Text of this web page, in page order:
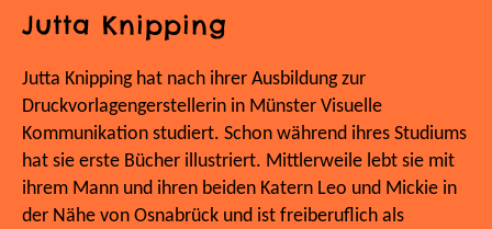
Jutta Knipping
Jutta Knipping hat nach ihrer Ausbildung zur
Druckvorlagengerstellerin in Münster Visuelle
Kommunikation studiert. Schon während ihres Studiums
hat sie erste Bücher illustriert. Mittlerweile lebt sie mit
ihrem Mann und ihren beiden Katern Leo und Mickie in
der Nähe von Osnabrück und ist freiberuflich als